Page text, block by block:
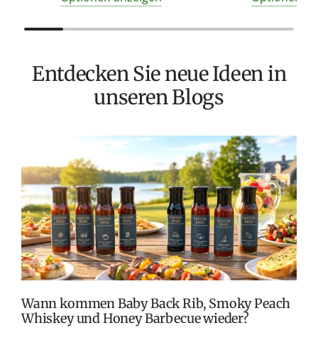
Entdecken Sie neue Ideen in
unseren Blogs
Wann kommen Baby Back Rib, Smoky Peach
Whiskey und Honey Barbecue wieder?